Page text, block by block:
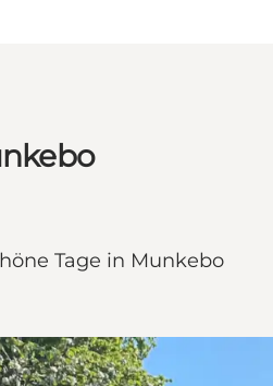
Tage in Munkebo